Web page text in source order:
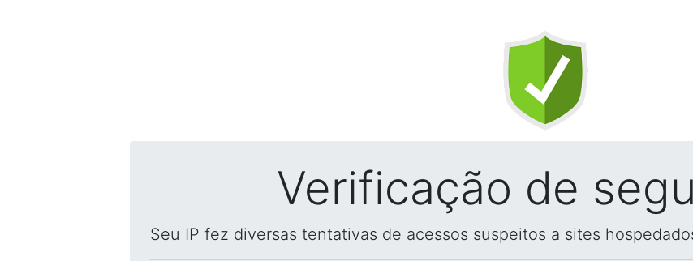
Verificação de
Seu IP fez diversas tentativas de acessos suspeitos a sites